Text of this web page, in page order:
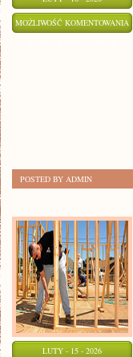
MOŻLIWOŚĆ KOMENTOWANIA
POSTED BY ADMIN
LUTY - 15 - 2026